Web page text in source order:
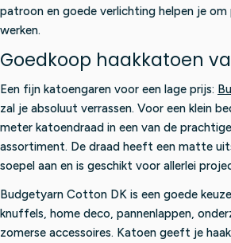
patroon en goede verlichting helpen je
werken.
Goedkoop haakkatoen
Een fijn katoengaren voor een lage prijs:
zal je absoluut verrassen. Voor een klein
meter katoendraad in een van de
assortiment. De draad heeft een matte
soepel aan en is geschikt voor allerlei
Budgetyarn Cotton DK is een goede
knuffels, home deco, pannenlappen,
zomerse accessoires. Katoen geeft je